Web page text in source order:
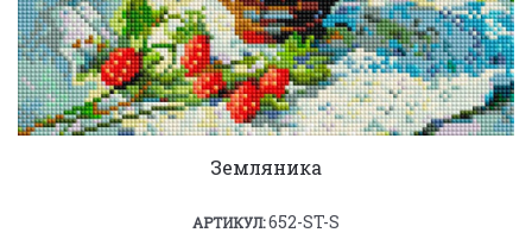
Земляника
АРТИКУЛ:652-ST-S